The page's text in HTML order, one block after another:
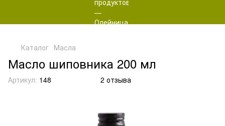
Каталог Масла
Масло шиповника 200 мл
Артикул: 148 2 отзыва